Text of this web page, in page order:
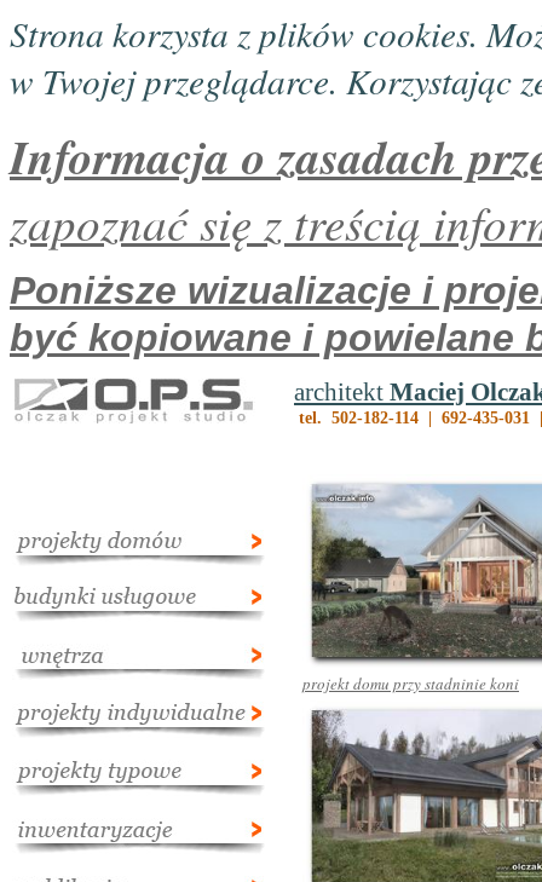
Strona korzysta z plików cookies.
w Twojej przeglądarce. Korzystając
Informacja o zasadach
zapoznać się z treścią
Poniższe wizualizacje i
być kopiowane i powielane
architekt Maciej
tel. 502-182-114 | 692-435-031
projekt domu przy stadninie koni